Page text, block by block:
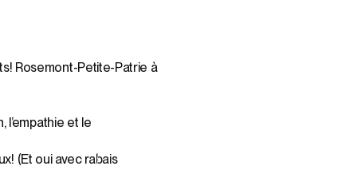
Rosemont-Petite-Patrie à
l’empathie et le
(Et oui avec rabais